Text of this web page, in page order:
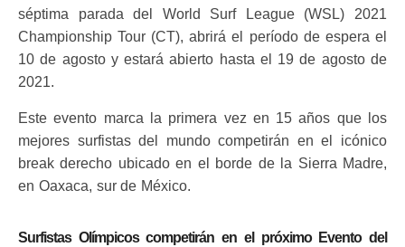
séptima parada del World Surf League (WSL) 2021
Championship Tour (CT), abrirá el período de espera el
10 de agosto y estará abierto hasta el 19 de agosto de
2021.
Este evento marca la primera vez en 15 años que los
mejores surfistas del mundo competirán en el icónico
break derecho ubicado en el borde de la Sierra Madre,
en Oaxaca, sur de México.
Surfistas Olímpicos competirán en el próximo Evento del